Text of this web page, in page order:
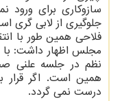
سازوکاری برای
جلوگیری از لابی گری
فلاحی همین طور با
مجلس اظهار داشت: با
نظم در جلسه علنی
همین است. اگر قرار
درست نمی گردد.